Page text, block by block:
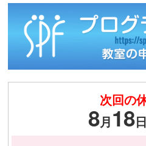
次回の
8月18